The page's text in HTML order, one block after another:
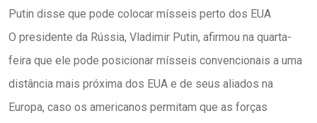
Putin disse que pode colocar mísseis perto dos EUA
O presidente da Rússia, Vladimir Putin, afirmou na quarta-
feira que ele pode posicionar mísseis convencionais a uma
distância mais próxima dos EUA e de seus aliados na
Europa, caso os americanos permitam que as forças